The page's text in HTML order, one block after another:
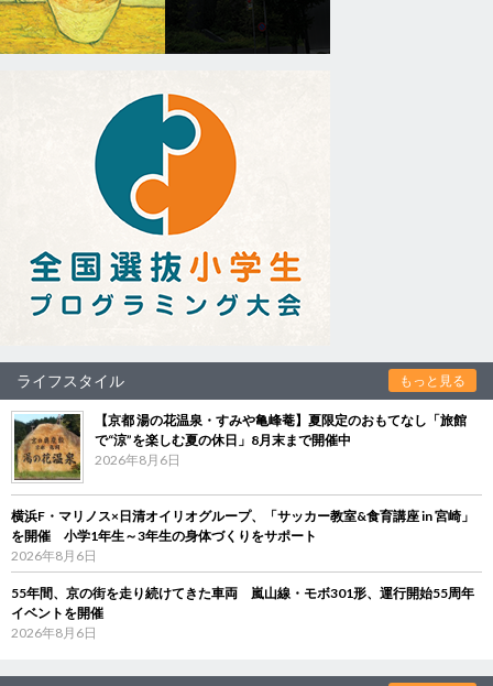
ライフスタイル もっと見る
【京都 湯の花温泉・すみや亀峰菴】夏限定のおもてなし「旅館
で“涼”を楽しむ夏の休日」8月末まで開催中
2026年8月6日
横浜F・マリノス×日清オイリオグループ、「サッカー教室&食育講座 in 宮崎」
を開催 小学1年生～3年生の身体づくりをサポート
2026年8月6日
55年間、京の街を走り続けてきた車両 嵐山線・モボ301形、運行開始55周年
イベントを開催
2026年8月6日